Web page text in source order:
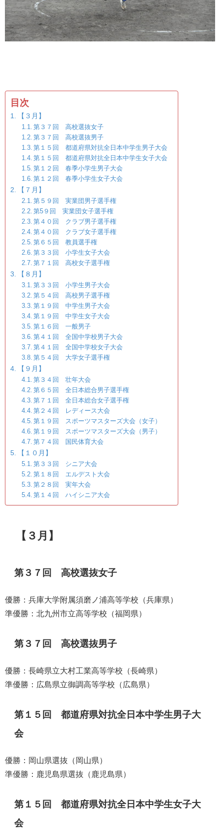
目次
【３月】
第３７回 高校選抜女子
第３７回 高校選抜男子
第１５回 都道府県対抗全日本中学生男子大会
第１５回 都道府県対抗全日本中学生女子大会
第１２回 春季小学生男子大会
第１２回 春季小学生女子大会
【７月】
第５９回 実業団男子選手権
第5９回 実業団女子選手権
第４０回 クラブ男子選手権
第４０回 クラブ女子選手権
第６５回 教員選手権
第３３回 小学生女子大会
第７１回 高校女子選手権
【８月】
第３３回 小学生男子大会
第５４回 高校男子選手権
第１９回 中学生男子大会
第１９回 中学生女子大会
第１６回 一般男子
第４１回 全国中学校男子大会
第４１回 全国中学校女子大会
第５４回 大学女子選手権
【９月】
第３４回 壮年大会
第６５回 全日本総合男子選手権
第７１回 全日本総合女子選手権
第２４回 レディース大会
第１９回 スポーツマスターズ大会（女子）
第１９回 スポーツマスターズ大会（男子）
第７４回 国民体育大会
【１０月】
第３３回 シニア大会
第１８回 エルデスト大会
第２８回 実年大会
第１４回 ハイシニア大会
【３月】
第３７回 高校選抜女子
優勝：兵庫大学附属須磨ノ浦高等学校（兵庫県）
準優勝：北九州市立高等学校（福岡県）
第３７回 高校選抜男子
優勝：長崎県立大村工業高等学校（長崎県）
準優勝：広島県立御調高等学校（広島県）
第１５回 都道府県対抗全日本中学生男子大
会
優勝：岡山県選抜（岡山県）
準優勝：鹿児島県選抜（鹿児島県）
第１５回 都道府県対抗全日本中学生女子大
会